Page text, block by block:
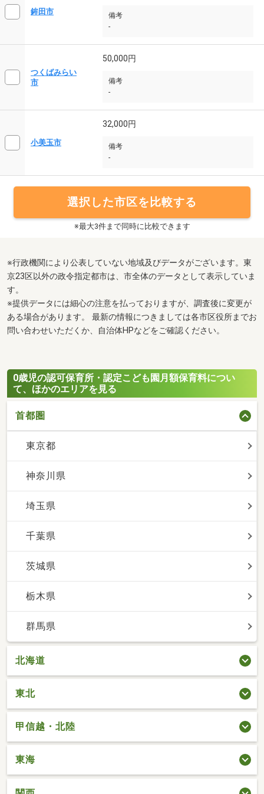
鉾田市
備考
-
つくばみらい
市
50,000円
備考
-
小美玉市
32,000円
備考
-
選択した市区を比較する
※最大3件まで同時に比較できます
※行政機関により公表していない地域及びデータがございます。東
京23区以外の政令指定都市は、市全体のデータとして表示していま
す。
※提供データには細心の注意を払っておりますが、調査後に変更が
ある場合があります。 最新の情報につきましては各市区役所までお
問い合わせいただくか、自治体HPなどをご確認ください。
0歳児の認可保育所・認定こども園月額保育料につい
て、ほかのエリアを見る
首都圏
東京都
神奈川県
埼玉県
千葉県
茨城県
栃木県
群馬県
北海道
東北
甲信越・北陸
東海